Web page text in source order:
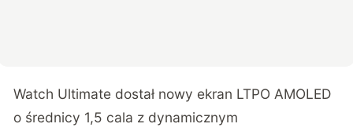
Watch Ultimate dostał nowy ekran LTPO AMOLED
o średnicy 1,5 cala z dynamicznym